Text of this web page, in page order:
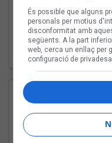
94
És possible que alguns
personals per motius
disconformitat amb
següents. A la part
web, cerca un enllaç per
configuració de